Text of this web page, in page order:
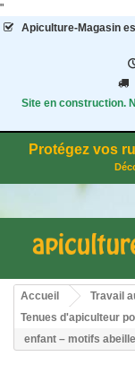
"
Apiculture-Magasin
Site en construction.
Protégez vos
Accueil Travail
Tenues d'apiculteur
enfant – motifs